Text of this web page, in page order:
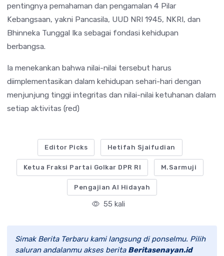
pentingnya pemahaman dan pengamalan 4 Pilar
Kebangsaan, yakni Pancasila, UUD NRI 1945, NKRI, dan
Bhinneka Tunggal Ika sebagai fondasi kehidupan
berbangsa.
Ia menekankan bahwa nilai-nilai tersebut harus
diimplementasikan dalam kehidupan sehari-hari dengan
menjunjung tinggi integritas dan nilai-nilai ketuhanan dalam
setiap aktivitas (red)
Editor Picks Hetifah Sjaifudian
Ketua Fraksi Partai Golkar DPR RI M.Sarmuji
Pengajian Al Hidayah
55 kali
Simak Berita Terbaru kami langsung di ponselmu. Pilih
saluran andalanmu akses berita Beritasenayan.id